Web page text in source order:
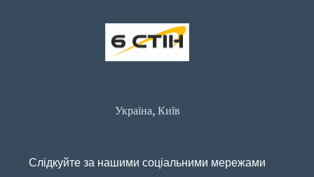
Україна, Київ
Слідкуйте за нашими соціальними мережами